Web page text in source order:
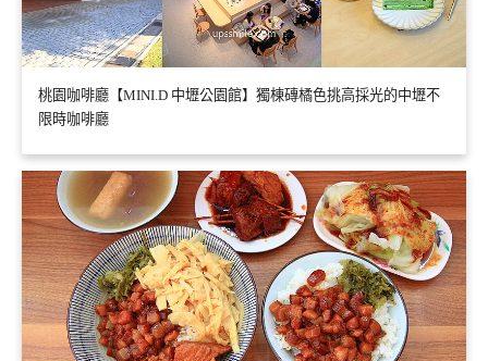
桃園咖啡廳【MINI.D 中壢公園館】獨棟磚橘色挑高採光的中壢不
限時咖啡廳